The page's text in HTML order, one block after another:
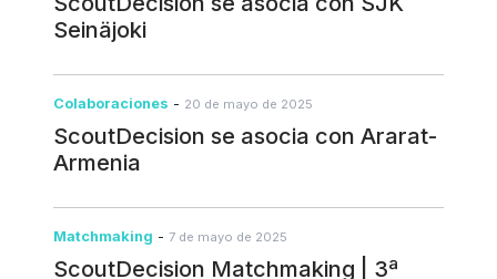
Seinäjoki
Colaboraciones - 20 de mayo de 2025
ScoutDecision se asocia con Ararat-
Armenia
Matchmaking - 7 de mayo de 2025
ScoutDecision Matchmaking | 3ª